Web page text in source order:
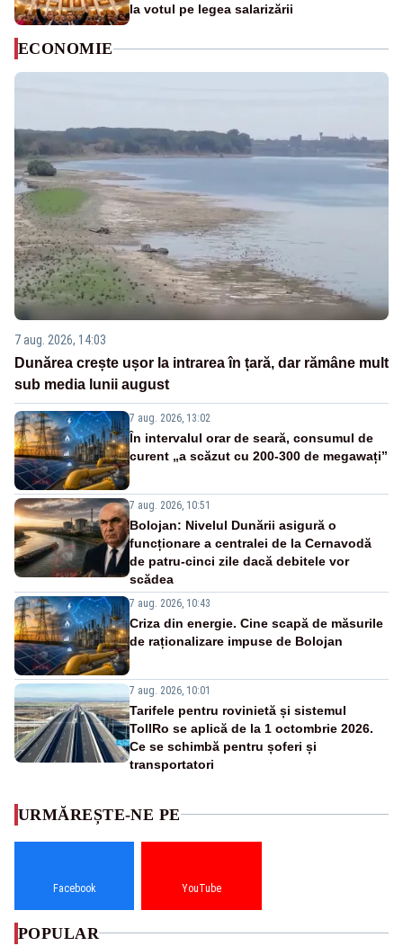
la votul pe legea salarizării
ECONOMIE
7 aug. 2026, 14:03
Dunărea crește ușor la intrarea în țară, dar rămâne mult
sub media lunii august
7 aug. 2026, 13:02
În intervalul orar de seară, consumul de
curent „a scăzut cu 200-300 de megawați”
7 aug. 2026, 10:51
Bolojan: Nivelul Dunării asigură o
funcționare a centralei de la Cernavodă
de patru-cinci zile dacă debitele vor
scădea
7 aug. 2026, 10:43
Criza din energie. Cine scapă de măsurile
de raționalizare impuse de Bolojan
7 aug. 2026, 10:01
Tarifele pentru rovinietă și sistemul
TollRo se aplică de la 1 octombrie 2026.
Ce se schimbă pentru șoferi și
transportatori
URMĂREȘTE-NE PE
Facebook YouTube
POPULAR